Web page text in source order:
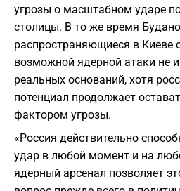
угрозы о масштабном ударе
столицы. В то же время
распространяющиеся в Киеве
возможной ядерной атаки не
реальных оснований, хотя
потенциал продолжает
фактором угрозы.
«Россия действительно
удар в любой момент и на
ядерный арсенал позволяет